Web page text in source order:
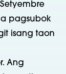
pagsubok
isang taon
Ang